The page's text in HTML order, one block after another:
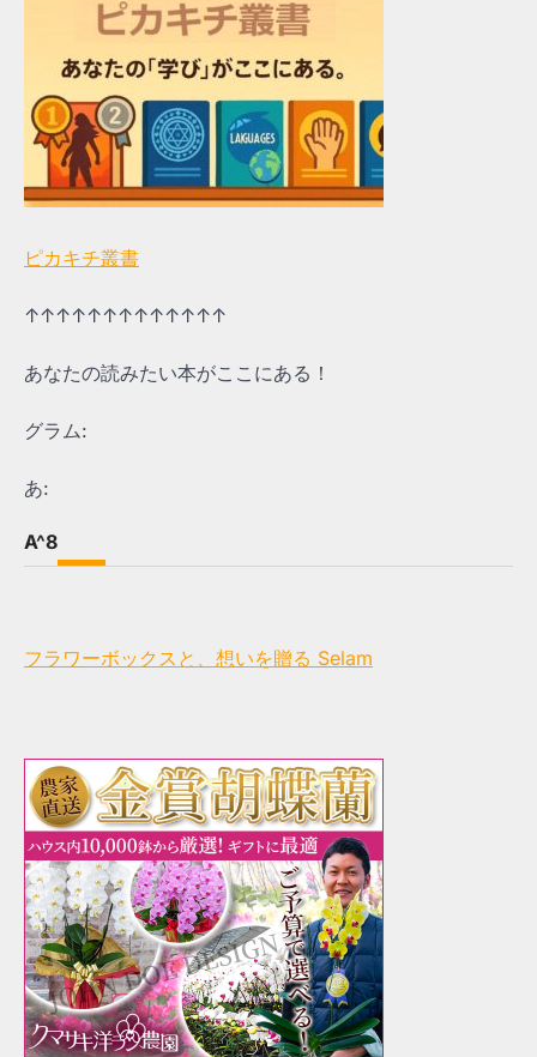
ピカキチ叢書
↑↑↑↑↑↑↑↑↑↑↑↑↑
あなたの読みたい本がここにある！
グラム:
あ:
A^8
フラワーボックスと、想いを贈る Selam